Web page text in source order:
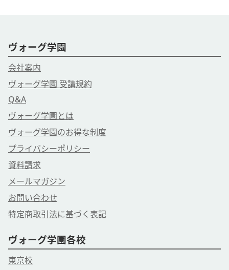
ヴォーグ学園
会社案内
ヴォーグ学園 受講規約
Q&A
ヴォーグ学園とは
ヴォーグ学園のお得な制度
プライバシーポリシー
資料請求
メールマガジン
お問い合わせ
特定商取引法に基づく表記
ヴォーグ学園各校
東京校